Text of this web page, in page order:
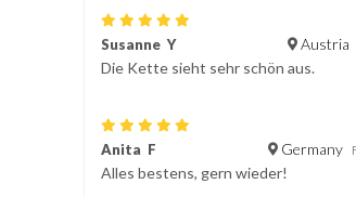
Susanne Y Austria
Die Kette sieht sehr schön aus.
Anita F Germany
Alles bestens, gern wieder!